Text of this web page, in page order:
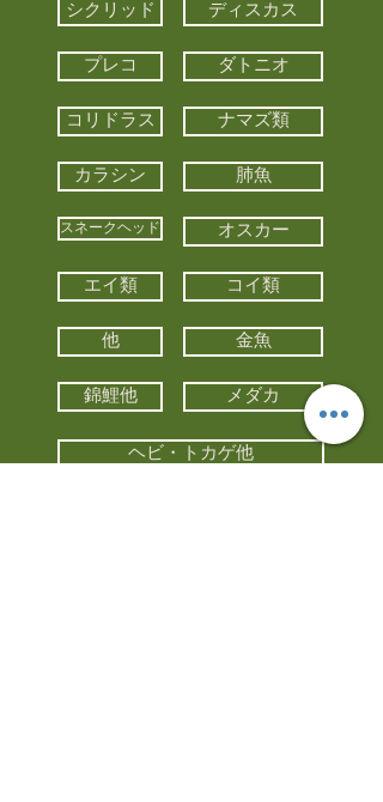
シクリッド ディスカス
プレコ ダトニオ
コリドラス ナマズ類
カラシン 肺魚
スネークヘッド オスカー
エイ類 コイ類
他 金魚
錦鯉他 メダカ
ヘビ・トカゲ他